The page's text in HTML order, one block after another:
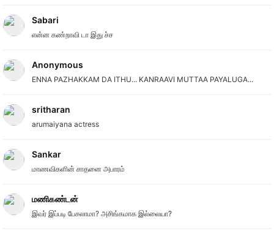
Sabari
என்ன கண்றாவி டா இது ச்ச
Anonymous
ENNA PAZHAKKAM DA ITHU... KANRAAVI MUTTAA PAYALUGA...
sritharan
arumaiyana actress
Sankar
மாணவிகளின் சாதனை அபாரம்
மணிகண்டன்
இவர் இப்படி பேசலாமா? அசிங்கமாக இல்லையா?